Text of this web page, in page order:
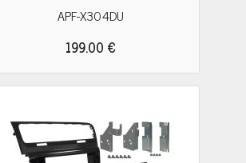
APF-X304DU
199.00 €